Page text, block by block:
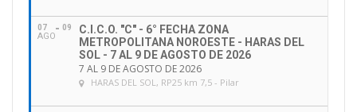
07
AGO
09
C.I.C.O. "C" - 6° FECHA ZONA
METROPOLITANA NOROESTE - HARAS DEL
SOL - 7 AL 9 DE AGOSTO DE 2026
7 AL 9 DE AGOSTO DE 2026
HARAS DEL SOL, RP25 km 7,5 - Pilar